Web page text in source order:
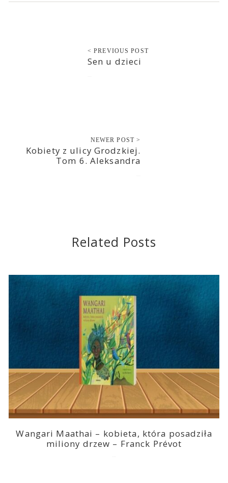
< PREVIOUS POST
Sen u dzieci
NEWER POST >
Kobiety z ulicy Grodzkiej.
Tom 6. Aleksandra
Related Posts
Wangari Maathai – kobieta, która posadziła
miliony drzew – Franck Prévot